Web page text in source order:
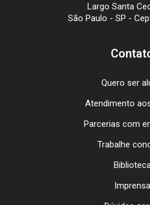
Largo Santa
São Paulo - SP -
Quero ser
Atendimento
Parcerias com
Trabalhe
Imprensa